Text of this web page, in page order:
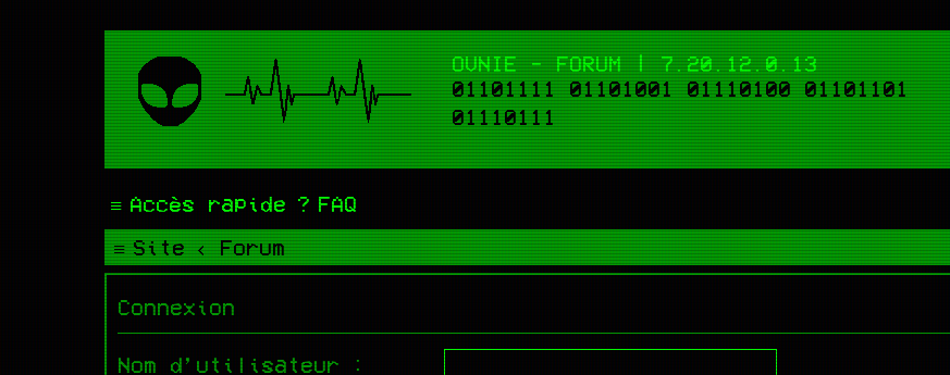
OVNIE - FORUM | 7.20.12.0.13
01101111 01101001 01110100 01101101
01110111
Accès rapide FAQ
Site Forum
Connexion
Nom d’utilisateur :